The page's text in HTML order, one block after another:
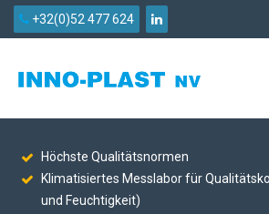
+32(0)52 477 624
Höchste Qualitätsnormen
Klimatisiertes Messlabor für
und Feuchtigkeit)